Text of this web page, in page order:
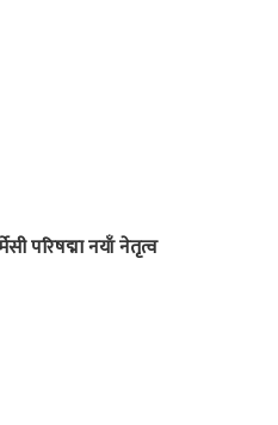
परिषद्मा नयाँ नेतृत्व